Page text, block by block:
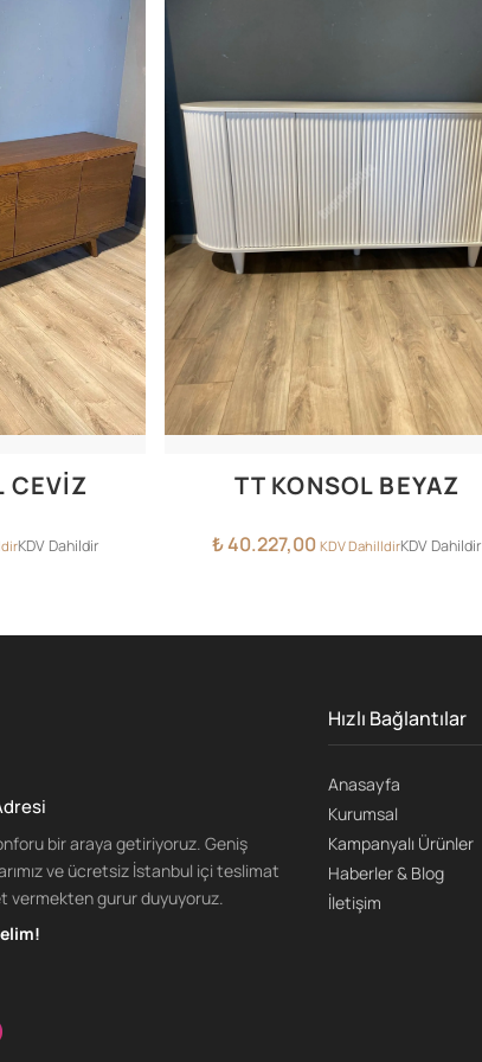
CEVIZ
KDV Dahildir
TT KONSOL BEYAZ
₺40.227,00 KDV DahilldirKDV Dahildir
bir araya getiriyoruz. Geniş
ve ücretsiz İstanbul içi teslimat
vermekten gurur duyuyoruz.
Hızlı Bağlantılar
Anasayfa
Kurumsal
Kampanyalı Ürünler
Haberler & Blog
İletişim